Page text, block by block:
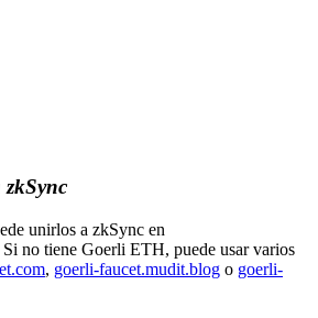
zkSync
unirlos a zkSync en
Si no tiene Goerli ETH, puede usar varios
, goerli-faucet.mudit.blog o goerli-